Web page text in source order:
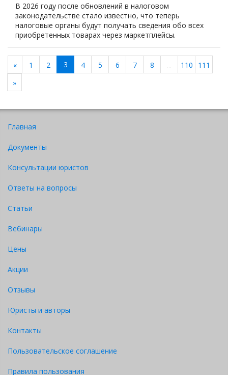
В 2026 году после обновлений в налоговом
законодательстве стало известно, что теперь
налоговые органы будут получать сведения обо всех
приобретенных товарах через маркетплейсы.
« 1 2 3 4 5 6 7 8 110
111
»
Главная
Документы
Консультации юристов
Ответы на вопросы
Статьи
Вебинары
Цены
Акции
Отзывы
Юристы и авторы
Контакты
Пользовательское соглашение
Правила пользования